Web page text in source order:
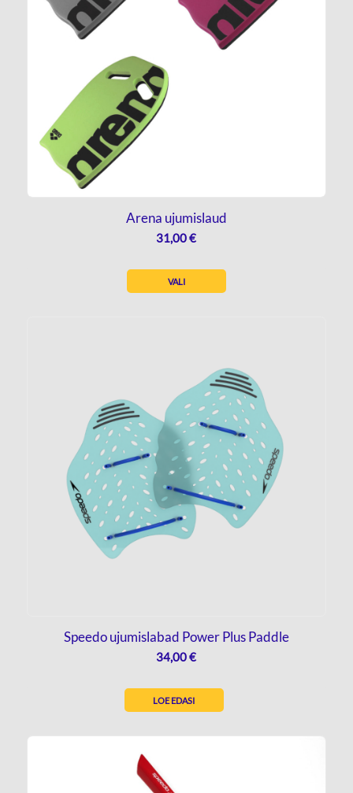
Arena ujumislaud
31,00€
VALI
Speedo ujumislabad Power Plus Paddle
34,00€
LOE EDASI